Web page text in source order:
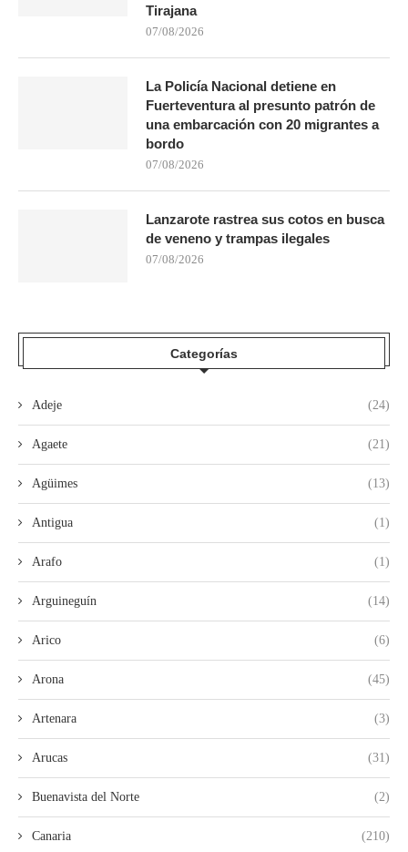
Tirajana
07/08/2026
La Policía Nacional detiene en
Fuerteventura al presunto patrón de
una embarcación con 20 migrantes a
bordo
07/08/2026
Lanzarote rastrea sus cotos en busca
de veneno y trampas ilegales
07/08/2026
Categorías
Adeje (24)
Agaete (21)
Agüimes (13)
Antigua (1)
Arafo (1)
Arguineguín (14)
Arico (6)
Arona (45)
Artenara (3)
Arucas (31)
Buenavista del Norte (2)
Canaria (210)